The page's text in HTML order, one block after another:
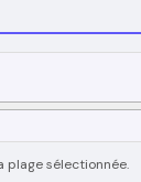
plage sélectionnée.